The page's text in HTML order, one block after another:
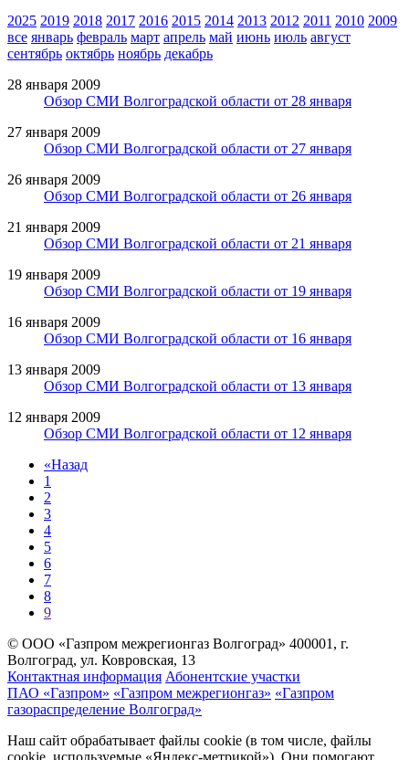
2025 2019 2018 2017 2016 2015 2014 2013 2012 2011 2010 2009
все январь февраль март апрель май июнь июль август
сентябрь октябрь ноябрь декабрь
28 января 2009
Обзор СМИ Волгоградской области от 28 января
27 января 2009
Обзор СМИ Волгоградской области от 27 января
26 января 2009
Обзор СМИ Волгоградской области от 26 января
21 января 2009
Обзор СМИ Волгоградской области от 21 января
19 января 2009
Обзор СМИ Волгоградской области от 19 января
16 января 2009
Обзор СМИ Волгоградской области от 16 января
13 января 2009
Обзор СМИ Волгоградской области от 13 января
12 января 2009
Обзор СМИ Волгоградской области от 12 января
«Назад
1
2
3
4
5
6
7
8
9
© ООО «Газпром межрегионгаз Волгоград» 400001, г.
Волгоград, ул. Ковровская, 13
Контактная информация Абонентские участки
ПАО «Газпром» «Газпром межрегионгаз» «Газпром
газораспределение Волгоград»
Наш сайт обрабатывает файлы cookie (в том числе, файлы
cookie, используемые «Яндекс-метрикой»). Они помогают